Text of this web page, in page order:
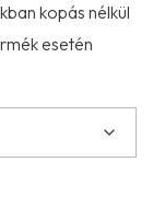
kopás nélkül
esetén